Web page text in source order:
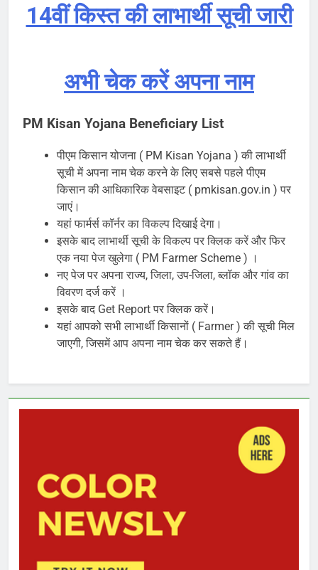
14वीं किस्त की लाभार्थी सूची जारी
अभी चेक करें अपना नाम
PM Kisan Yojana Beneficiary List
पीएम किसान योजना ( PM Kisan Yojana ) की लाभार्थी
सूची में अपना नाम चेक करने के लिए सबसे पहले पीएम
किसान की आधिकारिक वेबसाइट ( pmkisan.gov.in ) पर
जाएं।
यहां फार्मर्स कॉर्नर का विकल्प दिखाई देगा।
इसके बाद लाभार्थी सूची के विकल्प पर क्लिक करें और फिर
एक नया पेज खुलेगा ( PM Farmer Scheme ) ।
नए पेज पर अपना राज्य, जिला, उप-जिला, ब्लॉक और गांव का
विवरण दर्ज करें ।
इसके बाद Get Report पर क्लिक करें।
यहां आपको सभी लाभार्थी किसानों ( Farmer ) की सूची मिल
जाएगी, जिसमें आप अपना नाम चेक कर सकते हैं।